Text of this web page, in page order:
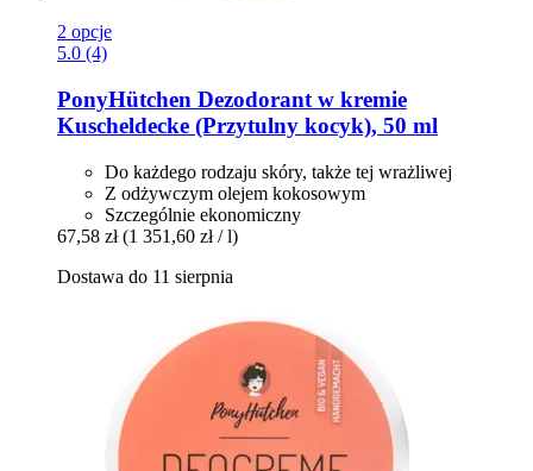
2 opcje
5.0 (4)
PonyHütchen Dezodorant w kremie
Kuscheldecke (Przytulny kocyk), 50 ml
Do każdego rodzaju skóry, także tej wrażliwej
Z odżywczym olejem kokosowym
Szczególnie ekonomiczny
67,58 zł (1 351,60 zł / l)
Dostawa do 11 sierpnia